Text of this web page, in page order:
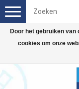
Toggle
Door het gebruiken van
cookies om onze